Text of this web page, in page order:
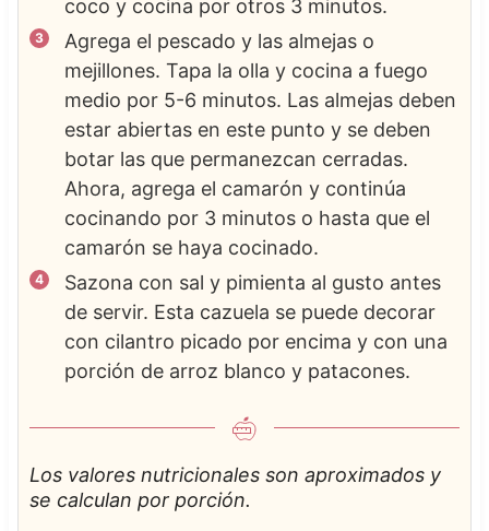
coco y cocina por otros 3 minutos.
Agrega el pescado y las almejas o
mejillones. Tapa la olla y cocina a fuego
medio por 5-6 minutos. Las almejas deben
estar abiertas en este punto y se deben
botar las que permanezcan cerradas.
Ahora, agrega el camarón y continúa
cocinando por 3 minutos o hasta que el
camarón se haya cocinado.
Sazona con sal y pimienta al gusto antes
de servir. Esta cazuela se puede decorar
con cilantro picado por encima y con una
porción de arroz blanco y patacones.
Los valores nutricionales son aproximados y
se calculan por porción.